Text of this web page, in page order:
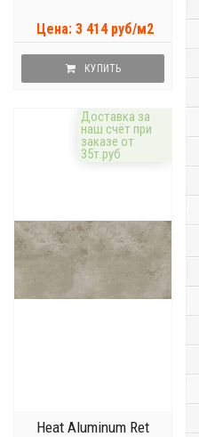
Цена: 3 414 руб/м2
КУПИТЬ
Доставка за
наш счёт при
заказе от
35т.руб
Heat Aluminum Ret